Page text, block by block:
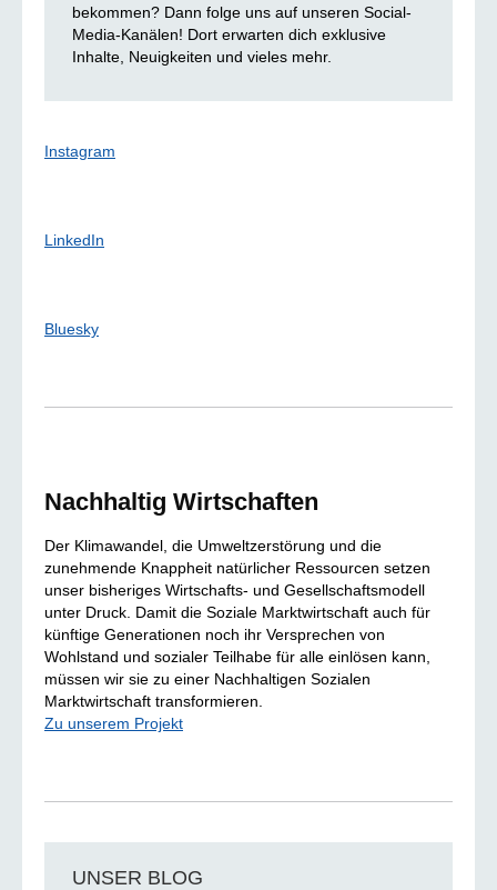
bekommen? Dann folge uns auf unseren Social-
Media-Kanälen! Dort erwarten dich exklusive
Inhalte, Neuigkeiten und vieles mehr.
Instagram
LinkedIn
Bluesky
Nachhaltig Wirtschaften
Der Klimawandel, die Umweltzerstörung und die
zunehmende Knappheit natürlicher Ressourcen setzen
unser bisheriges Wirtschafts- und Gesellschaftsmodell
unter Druck. Damit die Soziale Marktwirtschaft auch für
künftige Generationen noch ihr Versprechen von
Wohlstand und sozialer Teilhabe für alle einlösen kann,
müssen wir sie zu einer Nachhaltigen Sozialen
Marktwirtschaft transformieren.
Zu unserem Projekt
UNSER BLOG